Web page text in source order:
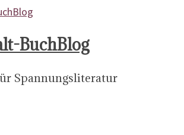
BuchBlog
Spannungsliteratur